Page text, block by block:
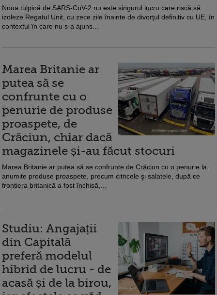
Noua tulpină de SARS-CoV-2 nu este singurul lucru care riscă să
izoleze Regatul Unit, cu zece zile înainte de divorţul definitiv cu UE, în
contextul în care nu s-a ajuns...
Marea Britanie ar
putea să se
confrunte cu o
penurie de produse
proaspete, de
Crăciun, chiar dacă
magazinele și-au făcut stocuri
Marea Britanie ar putea să se confrunte de Crăciun cu o penurie la
anumite produse proaspete, precum citricele şi salatele, după ce
frontiera britanică a fost închisă,...
Studiu: Angajații
din Capitală
preferă modelul
hibrid de lucru - de
acasă și de la birou,